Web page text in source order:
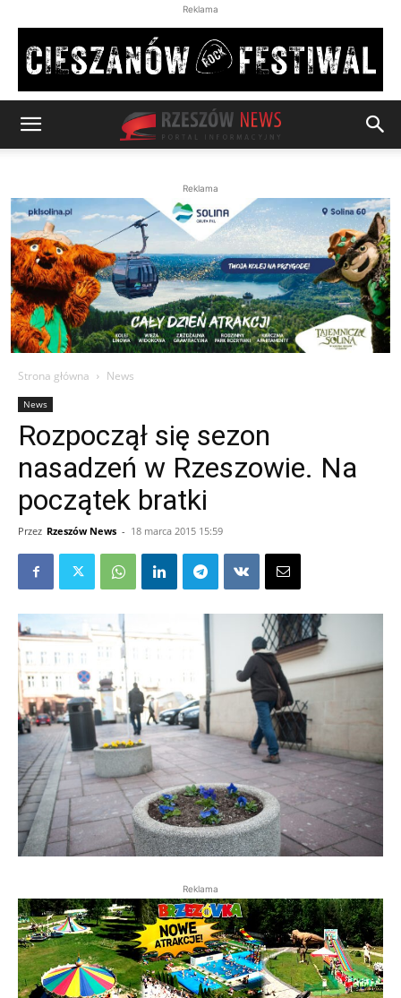
Reklama
Reklama
Strona główna News
News
Rozpoczął się sezon
nasadzeń w Rzeszowie. Na
początek bratki
Przez Rzeszów News - 18 marca 2015 15:59
Reklama